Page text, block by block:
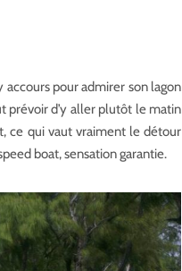
accours pour admirer son lagon
prévoir d’y aller plutôt le matin
ce qui vaut vraiment le détour
boat, sensation garantie.